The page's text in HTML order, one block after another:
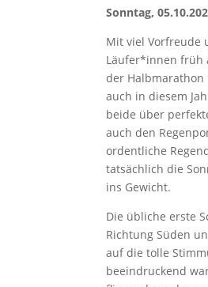
Sonntag,
Mit viel Vorfreude
Läufer*innen früh
der
auch in diesem
beide über
auch den
ordentliche
tatsächlich die
ins Gewicht.
Die übliche erste
Richtung Süden
auf die tolle
beeindruckend